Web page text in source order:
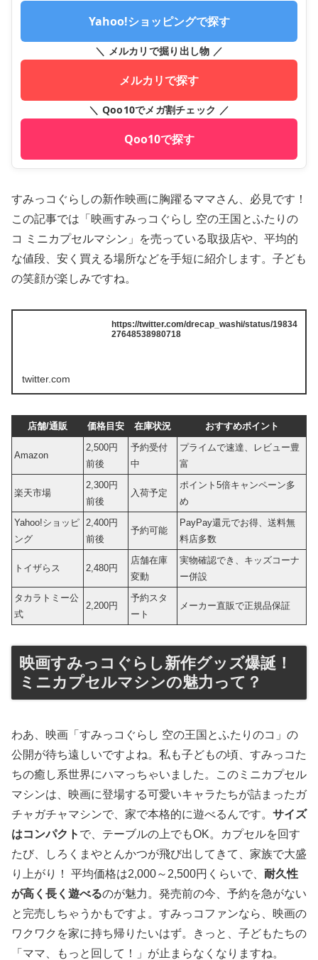
Yahoo!ショッピングで探す
＼ メルカリで掘り出し物 ／
メルカリで探す
＼ Qoo10でメガ割チェック ／
Qoo10で探す
すみっコぐらしの新作映画に胸躍るママさん、必見です！
この記事では「映画すみっコぐらし 空の王国とふたりの
コ ミニカプセルマシン」を売っている取扱店や、平均的
な値段、安く買える場所などを手短に紹介します。子ども
の笑顔が楽しみですね。
https://twitter.com/drecap_washi/status/19834
27648538980718
twitter.com
店舗/通販 価格目安 在庫状況 おすすめポイント
Amazon
2,500円
前後
予約受付
中
プライムで速達、レビュー豊
富
楽天市場
2,300円
前後
入荷予定
ポイント5倍キャンペーン多
め
Yahoo!ショッピ
ング
2,400円
前後
予約可能
PayPay還元でお得、送料無
料店多数
トイザらス 2,480円
店舗在庫
変動
実物確認でき、キッズコーナ
ー併設
タカラトミー公
式
2,200円
予約スタ
ート
メーカー直販で正規品保証
映画すみっコぐらし新作グッズ爆誕！
ミニカプセルマシンの魅力って？
わあ、映画「すみっコぐらし 空の王国とふたりのコ」の
公開が待ち遠しいですよね。私も子どもの頃、すみっコた
ちの癒し系世界にハマっちゃいました。このミニカプセル
マシンは、映画に登場する可愛いキャラたちが詰まったガ
チャガチャマシンで、家で本格的に遊べるんです。 サイズ
はコンパクト で、テーブルの上でもOK。カプセルを回す
たび、しろくまやとんかつが飛び出してきて、家族で大盛
り上がり！ 平均価格は2,000～2,500円くらいで、 耐久性
が高く長く遊べるのが魅力。発売前の今、予約を急がない
と完売しちゃうかもですよ。すみっコファンなら、映画の
ワクワクを家に持ち帰りたいはず。きっと、子どもたちの
「ママ、もっと回して！」が止まらなくなりますね。